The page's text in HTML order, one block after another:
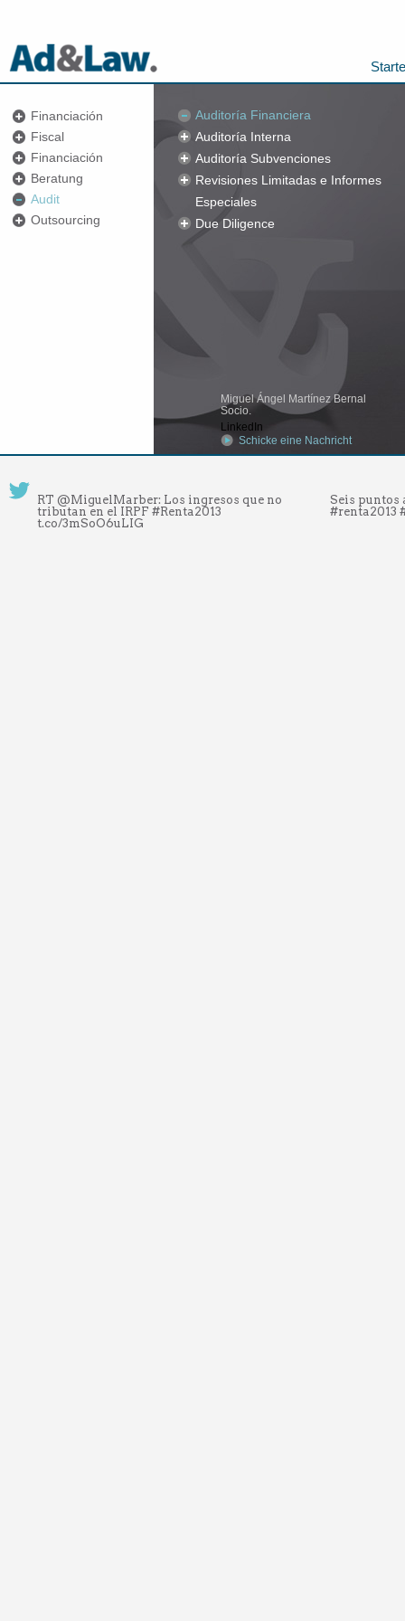
Financiación
Fiscal
Financiación
Beratung
Audit
Outsourcing
Auditoría Financiera
Auditoría Interna
Auditoría Subvenciones
Revisiones Limitadas e Informes
Especiales
Due Diligence
Miguel Ángel Martínez Bernal
Socio.
LinkedIn
Schicke eine Nachricht
RT @MiguelMarber: Los ingresos que no
tributan en el IRPF #Renta2013
t.co/3mSoO6uLIG
Seis puntos
#renta2013